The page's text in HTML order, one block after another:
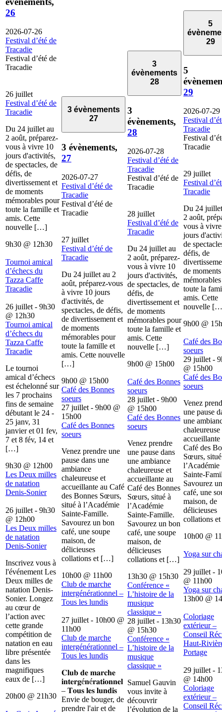
26
2026-07-26
Festival d’été de
Tracadie
Festival d’été de
Tracadie
26 juillet
Festival d’été de
Tracadie
Du 24 juillet au
2 août, préparez-
vous à vivre 10
jours d'activités,
de spectacles, de
défis, de
divertissement et
de moments
mémorables pour
toute la famille et
amis. Cette
nouvelle […]
9h30 @ 12h30
Tournoi amical
d’échecs du
Tazza Caffe
Tracadie
26 juillet - 9h30
@ 12h30
Tournoi amical
d’échecs du
Tazza Caffe
Tracadie
Le tournoi
amical d’échecs
est échelonné sur
les 7 prochains
fins de semaine
débutant le 24 -
25 janv, 31
janvier et 01 fev,
7 et 8 fév, 14 et
[…]
9h30 @ 12h00
Les Deux milles
de natation
Denis-Sonier
26 juillet - 9h30
@ 12h00
Les Deux milles
de natation
Denis-Sonier
Inscrivez vous à
l'événement Les
Deux milles de
natation Denis-
Sonier. Longez
au cœur de
l’action avec
cette grande
compétition de
natation en eau
libre présentée
dans les
magnifiques
eaux de […]
20h00 @ 21h30
3 évènements
27
3 évènements,
27
2026-07-27
Festival d’été de
Tracadie
Festival d’été de
Tracadie
27 juillet
Festival d’été de
Tracadie
Du 24 juillet au 2
août, préparez-vous
à vivre 10 jours
d'activités, de
spectacles, de défis,
de divertissement et
de moments
mémorables pour
toute la famille et
amis. Cette nouvelle
[…]
9h00 @ 15h00
Café des Bonnes
soeurs
27 juillet - 9h00 @
15h00
Café des Bonnes
soeurs
Venez prendre une
pause dans une
ambiance
chaleureuse et
accueillante au Café
des Bonnes Sœurs,
situé à l’Académie
Sainte-Famille.
Savourez un bon
café, une soupe
maison, de
délicieuses
collations et […]
10h00 @ 11h00
Club de marche
intergénérationnel –
Tous les lundis
27 juillet - 10h00 @
11h00
Club de marche
intergénérationnel –
Tous les lundis
𝐂𝐥𝐮𝐛 𝐝𝐞 𝐦𝐚𝐫𝐜𝐡𝐞
𝐢𝐧𝐭𝐞𝐫𝐠é𝐧é𝐫𝐚𝐭𝐢𝐨𝐧𝐧𝐞𝐥
– 𝐓𝐨𝐮𝐬 𝐥𝐞𝐬 𝐥𝐮𝐧𝐝𝐢𝐬
Envie de bouger, de
prendre l'air et de
3
évènements
28
3
évènements,
28
2026-07-28
Festival d’été de
Tracadie
Festival d’été de
Tracadie
28 juillet
Festival d’été de
Tracadie
Du 24 juillet au
2 août, préparez-
vous à vivre 10
jours d'activités,
de spectacles, de
défis, de
divertissement et
de moments
mémorables pour
toute la famille et
amis. Cette
nouvelle […]
9h00 @ 15h00
Café des Bonnes
soeurs
28 juillet - 9h00
@ 15h00
Café des Bonnes
soeurs
Venez prendre
une pause dans
une ambiance
chaleureuse et
accueillante au
Café des Bonnes
Sœurs, situé à
l’Académie
Sainte-Famille.
Savourez un bon
café, une soupe
maison, de
délicieuses
collations et […]
13h30 @ 15h30
Conférence «
L’histoire de la
musique
classique »
28 juillet - 13h30
@ 15h30
Conférence «
L’histoire de la
musique
classique »
Samuel Gauvin
vous invite à
découvrir
l’évolution de la
5
29
5
29
2026-07-29
Festival
Tracadie
Festival
Tracadie
29 juillet
Festival
Tracadie
Du 24
2 août,
vous à
jours
de
défis, de
de moments
toute la
amis. Cette
nouvelle
9h00 @
Café des
soeurs
29 juillet -
@ 15h00
Café des
soeurs
Venez
une pause
une
chaleureuse
accueillante
Café des
Sœurs,
l’Académie
Sainte-
Savourez
café, une
maison, de
délicieuses
collations
10h00 @
Yoga sur
29 juillet -
@ 11h00
Yoga sur
13h00 @
Coloriage
extérieur –
Conseil
Haut-
Portage
29 juillet -
@ 14h00
Coloriage
extérieur –
Conseil